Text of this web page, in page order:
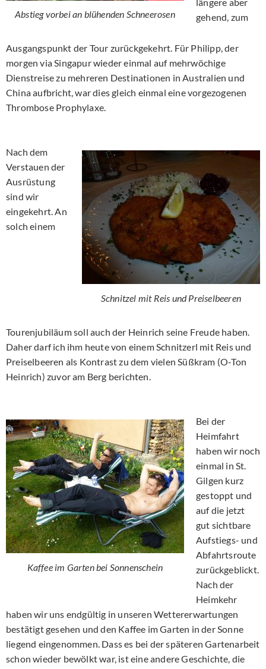
Abstieg vorbei an blühenden Schneerosen
gehend, zum
Ausgangspunkt der Tour zurückgekehrt. Für Philipp, der
morgen via Singapur wieder einmal auf mehrwöchige
Dienstreise zu mehreren Destinationen in Australien und
China aufbricht, war dies gleich einmal eine vorgezogenen
Thrombose Prophylaxe.
Schnitzel mit Reis und Preiselbeeren
Nach dem
Verstauen der
Ausrüstung
sind wir
eingekehrt. An
solch einem
Tourenjubiläum soll auch der Heinrich seine Freude haben.
Daher darf ich ihm heute von einem Schnitzerl mit Reis und
Preiselbeeren als Kontrast zu dem vielen Süßkram (O-Ton
Heinrich) zuvor am Berg berichten.
Kaffee im Garten bei Sonnenschein
Bei der
Heimfahrt
haben wir noch
einmal in St.
Gilgen kurz
gestoppt und
auf die jetzt
gut sichtbare
Aufstiegs- und
Abfahrtsroute
zurückgeblickt.
Nach der
Heimkehr
haben wir uns endgültig in unseren Wettererwartungen
bestätigt gesehen und den Kaffee im Garten in der Sonne
liegend eingenommen. Dass es bei der späteren Gartenarbeit
schon wieder bewölkt war, ist eine andere Geschichte, die